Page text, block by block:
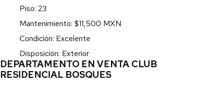
Piso: 23
Mantenimiento: $11,500 MXN
Condición: Excelente
Disposición: Exterior
DEPARTAMENTO EN VENTA CLUB
RESIDENCIAL BOSQUES